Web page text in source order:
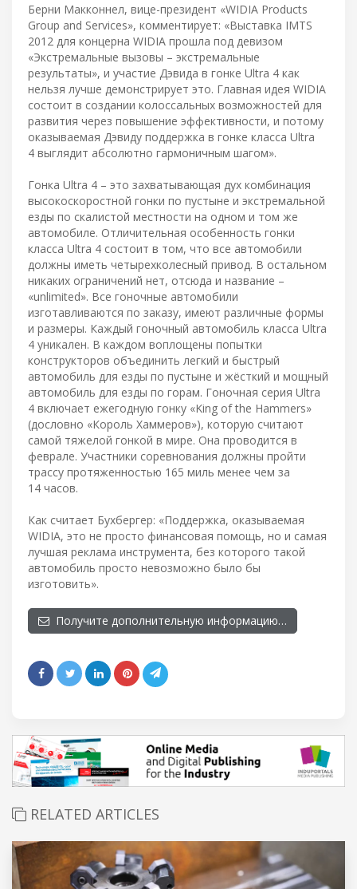
Берни Макконнел, вице-президент «WIDIA Products
Group and Services», комментирует: «Выставка IMTS
2012 для концерна WIDIA прошла под девизом
«Экстремальные вызовы – экстремальные
результаты», и участие Дэвида в гонке Ultra 4 как
нельзя лучше демонстрирует это. Главная идея WIDIA
состоит в создании колоссальных возможностей для
развития через повышение эффективности, и потому
оказываемая Дэвиду поддержка в гонке класса Ultra
4 выглядит абсолютно гармоничным шагом».
Гонка Ultra 4 – это захватывающая дух комбинация
высокоскоростной гонки по пустыне и экстремальной
езды по скалистой местности на одном и том же
автомобиле. Отличительная особенность гонки
класса Ultra 4 состоит в том, что все автомобили
должны иметь четырехколесный привод. В остальном
никаких ограничений нет, отсюда и название –
«unlimited». Все гоночные автомобили
изготавливаются по заказу, имеют различные формы
и размеры. Каждый гоночный автомобиль класса Ultra
4 уникален. В каждом воплощены попытки
конструкторов объединить легкий и быстрый
автомобиль для езды по пустыне и жёсткий и мощный
автомобиль для езды по горам. Гоночная серия Ultra
4 включает ежегодную гонку «King of the Hammers»
(дословно «Король Хаммеров»), которую считают
самой тяжелой гонкой в мире. Она проводится в
феврале. Участники соревнования должны пройти
трассу протяженностью 165 миль менее чем за
14 часов.
Как считает Бухбергер: «Поддержка, оказываемая
WIDIA, это не просто финансовая помощь, но и самая
лучшая реклама инструмента, без которого такой
автомобиль просто невозможно было бы
изготовить».
Получите дополнительную информацию…
RELATED ARTICLES